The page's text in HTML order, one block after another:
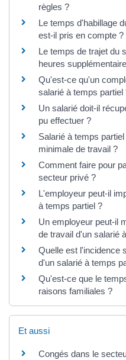
règles ?
Le temps d'habillage
est-il pris en compte ?
Le temps de trajet du
heures
Qu'est-ce qu'un
salarié à temps partiel
Un salarié doit-il
pu effectuer ?
Salarié à temps
minimale de travail ?
Comment faire pour
secteur privé ?
L'employeur peut-il
à temps partiel ?
Un employeur peut-il
de travail d'un salarié
Quelle est l'incidence
d'un salarié à temps
Qu'est-ce que le
raisons familiales ?
Et aussi
Congés dans le